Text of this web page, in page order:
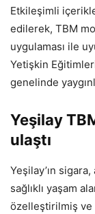
Etkileşimli
edilerek, TBM
uygulaması ile
Yetişkin
genelinde
Yeşilay
ulaştı
Yeşilay’ın
sağlıklı yaşam
özelleştirilmiş ve